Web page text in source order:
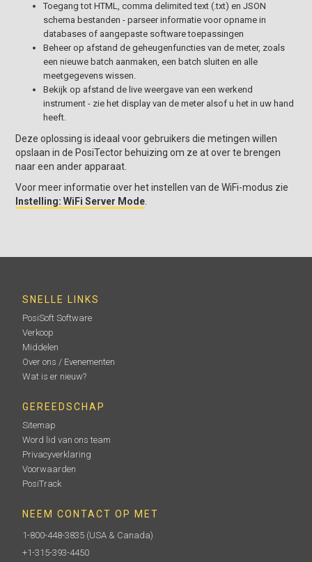
Toegang tot HTML, comma delimited text (.txt) en JSON
schema bestanden - parseer informatie voor opname in
databases of aangepaste software toepassingen
Beheer op afstand de geheugenfuncties van de meter, zoals
een nieuwe batch aanmaken, een batch sluiten en alle
meetgegevens wissen.
Bekijk op afstand de live weergave van een werkend
instrument - zie het display van de meter alsof u het in uw hand
heeft.
Deze oplossing is ideaal voor gebruikers die metingen willen
opslaan in de PosiTector behuizing om ze at over te brengen
naar een ander apparaat.
Voor meer informatie over het instellen van de WiFi-modus zie
Instelling: WiFi Server Mode
SNELLE LINKS
PosiSoft Software
Verkoop
Middelen
Over ons / Evenementen
Wat is er nieuw?
GEREEDSCHAP
Sitemap
Word lid van ons team
Privacyverklaring
Voorwaarden
PosiTrack
NEEM CONTACT OP MET
1-800-448-3835 (USA & Canada)
+1-315-393-4450